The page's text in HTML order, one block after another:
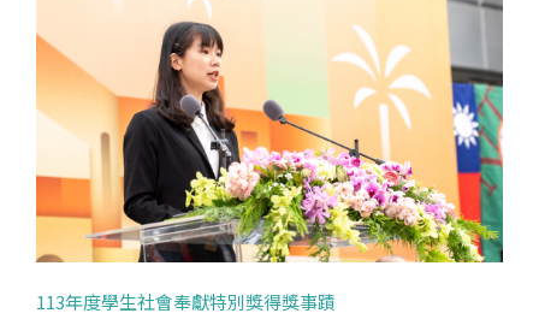
113年度學生社會奉獻特別獎得獎事蹟